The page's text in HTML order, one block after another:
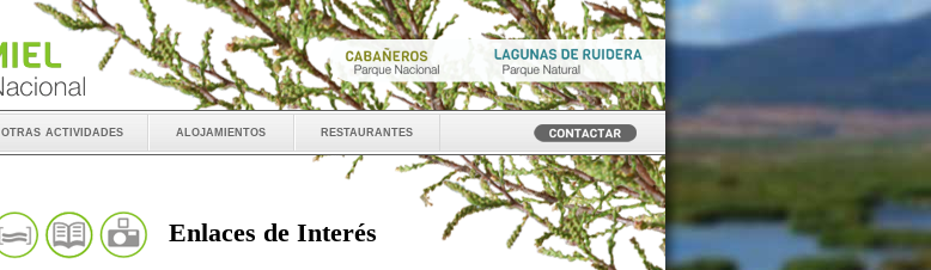
otras actividades alojamientos restaurantes
Enlaces de Interés